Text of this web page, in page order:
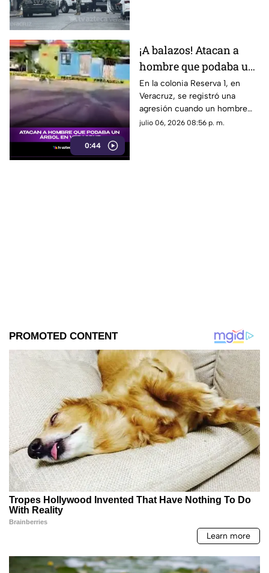
0:44
¡A balazos! Atacan a
hombre que podaba un
árbol en Veracruz; esto
se sabe
En la colonia Reserva 1, en
Veracruz, se registró una
agresión cuando un hombre
podaba un árbol. Aquí te
julio 06, 2026 08:56 p. m.